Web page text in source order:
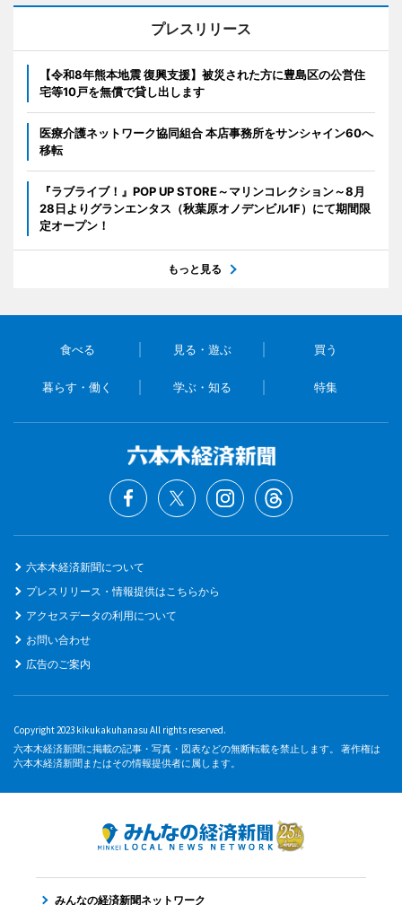
プレスリリース
【令和8年熊本地震 復興支援】被災された方に豊島区の公営住
宅等10戸を無償で貸し出します
医療介護ネットワーク協同組合 本店事務所をサンシャイン60へ
移転
『ラブライブ！』POP UP STORE～マリンコレクション～8月
28日よりグランエンタス（秋葉原オノデンビル1F）にて期間限
定オープン！
もっと見る
食べる 見る・遊ぶ 買う
暮らす・働く 学ぶ・知る 特集
六本木経済新聞について
プレスリリース・情報提供はこちらから
アクセスデータの利用について
お問い合わせ
広告のご案内
Copyright 2023 kikukakuhanasu All rights reserved.
六本木経済新聞に掲載の記事・写真・図表などの無断転載を禁止します。 著作権は
六本木経済新聞またはその情報提供者に属します。
みんなの経済新聞ネットワーク